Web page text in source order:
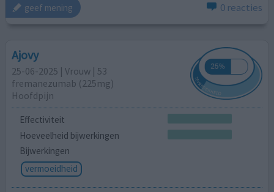
geef mening 0 reacties
Ajovy
25-06-2025 | Vrouw | 53
fremanezumab (225mg)
Hoofdpijn
Effectiviteit
Hoeveelheid bijwerkingen
Bijwerkingen
vermoeidheid